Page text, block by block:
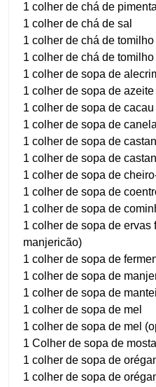
1 colher de chá de
1 colher de chá de sal
1 colher de chá de
1 colher de chá de
1 colher de sopa de
1 colher de sopa de
1 colher de sopa de
1 colher de sopa de
1 colher de sopa de
1 colher de sopa de
1 colher de sopa de
1 colher de sopa de
1 colher de sopa de
1 colher de sopa de
manjericão)
1 colher de sopa de
1 colher de sopa de
1 colher de sopa de
1 colher de sopa de mel
1 colher de sopa de mel
1 Colher de sopa de
1 colher de sopa de
1 colher de sopa de